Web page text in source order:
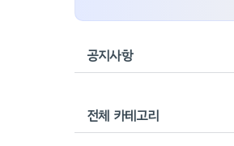
공지사항
전체 카테고리